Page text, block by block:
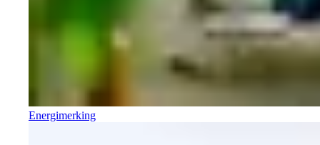
Energimerking